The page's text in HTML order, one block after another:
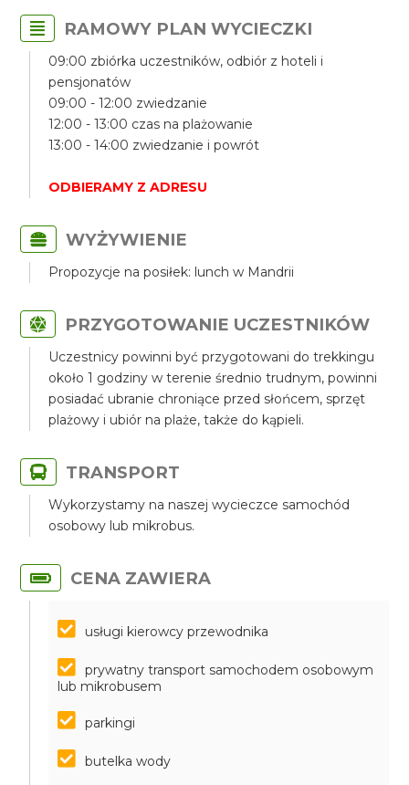
RAMOWY PLAN WYCIECZKI
09:00 zbiórka uczestników, odbiór z hoteli i
pensjonatów
09:00 - 12:00 zwiedzanie
12:00 - 13:00 czas na plażowanie
13:00 - 14:00 zwiedzanie i powrót
ODBIERAMY Z ADRESU
WYŻYWIENIE
Propozycje na posiłek: lunch w Mandrii
PRZYGOTOWANIE UCZESTNIKÓW
Uczestnicy powinni być przygotowani do trekkingu
około 1 godziny w terenie średnio trudnym, powinni
posiadać ubranie chroniące przed słońcem, sprzęt
plażowy i ubiór na plaże, także do kąpieli.
TRANSPORT
Wykorzystamy na naszej wycieczce samochód
osobowy lub mikrobus.
CENA ZAWIERA
usługi kierowcy przewodnika
prywatny transport samochodem osobowym
lub mikrobusem
parkingi
butelka wody